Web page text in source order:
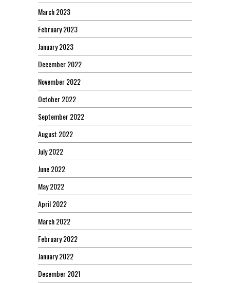
March 2023
February 2023
January 2023
December 2022
November 2022
October 2022
September 2022
August 2022
July 2022
June 2022
May 2022
April 2022
March 2022
February 2022
January 2022
December 2021